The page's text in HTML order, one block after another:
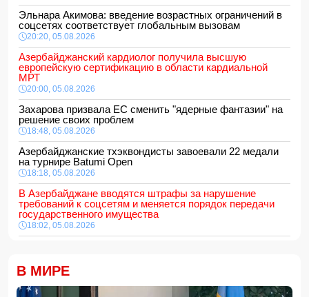
Эльнара Акимова: введение возрастных ограничений в
соцсетях соответствует глобальным вызовам
20:20, 05.08.2026
Азербайджанский кардиолог получила высшую
европейскую сертификацию в области кардиальной
МРТ
20:00, 05.08.2026
Захарова призвала ЕС сменить "ядерные фантазии" на
решение своих проблем
18:48, 05.08.2026
Азербайджанские тхэквондисты завоевали 22 медали
на турнире Batumi Open
18:18, 05.08.2026
В Азербайджане вводятся штрафы за нарушение
требований к соцсетям и меняется порядок передачи
государственного имущества
18:02, 05.08.2026
18:00, 05.08.2026
Арестован муж известной ведущей Нигяр Фархад
В МИРЕ